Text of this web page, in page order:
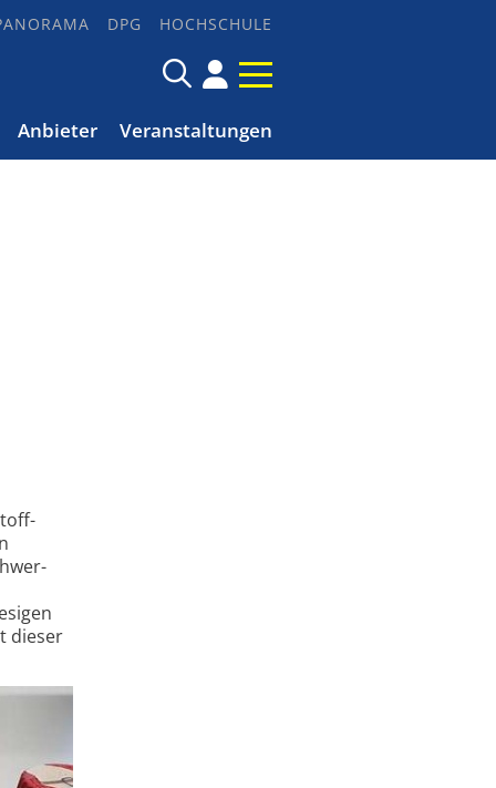
DPG HOCHSCHULE
Anbieter Veranstaltungen
dieser